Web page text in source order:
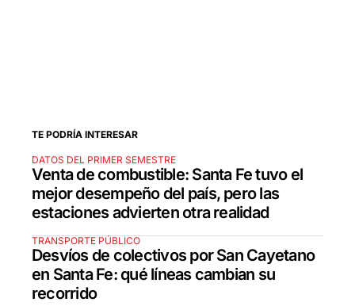
TE PODRÍA INTERESAR
DATOS DEL PRIMER SEMESTRE
Venta de combustible: Santa Fe tuvo el
mejor desempeño del país, pero las
estaciones advierten otra realidad
TRANSPORTE PÚBLICO
Desvíos de colectivos por San Cayetano
en Santa Fe: qué líneas cambian su
recorrido